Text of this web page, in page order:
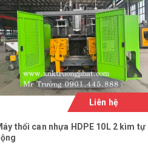
Liên hệ
thổi can nhựa HDPE 10L 2 kìm tự